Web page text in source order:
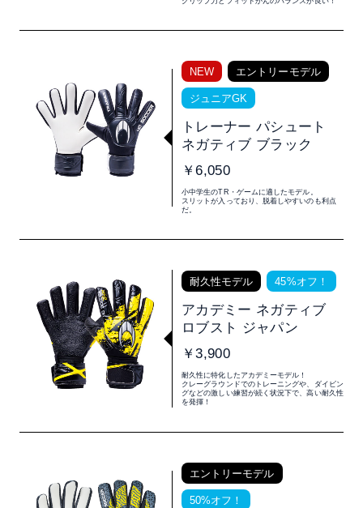
NEW エントリーモデル
ジュニアGK
トレーナー パシュート
ネガティブ ブラック
￥6,050
小中学生のTR・ゲームに適したモデル。
スリットが入っており、脱着しやすいのも利点
だ。
耐久性モデル 45%オフ！
アカデミー ネガティブ
ロブスト ジャパン
￥3,900
耐久性に特化したアカデミーモデル！
クレーグラウンドでのトレーニングや、ダイビン
グなどの激しい練習が続く状況下で、高い耐久性
を発揮！
エントリーモデル
50%オフ！